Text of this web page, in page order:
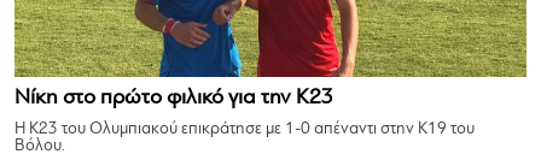
Νίκη στο πρώτο φιλικό για την Κ23
Η Κ23 του Ολυμπιακού επικράτησε με 1-0 απέναντι στην Κ19 του
Βόλου.